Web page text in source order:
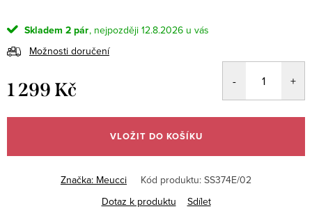
Skladem 2 pár
12.8.2026
Možnosti doručení
1 299 Kč
cena:
VLOŽIT DO KOŠÍKU
Značka: Meucci Kód produktu: SS374E/02
Dotaz k produktu
Sdílet